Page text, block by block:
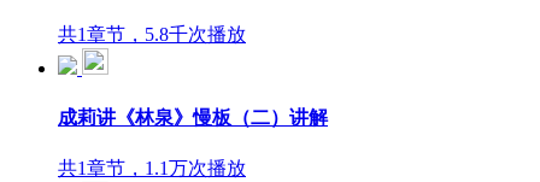
共1章节，5.8千次播放
成莉讲《林泉》慢板（二）讲解
共1章节，1.1万次播放